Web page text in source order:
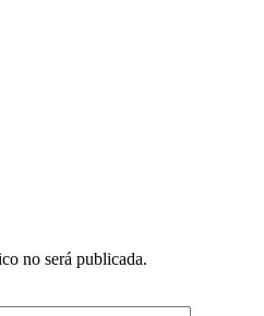
no será publicada.